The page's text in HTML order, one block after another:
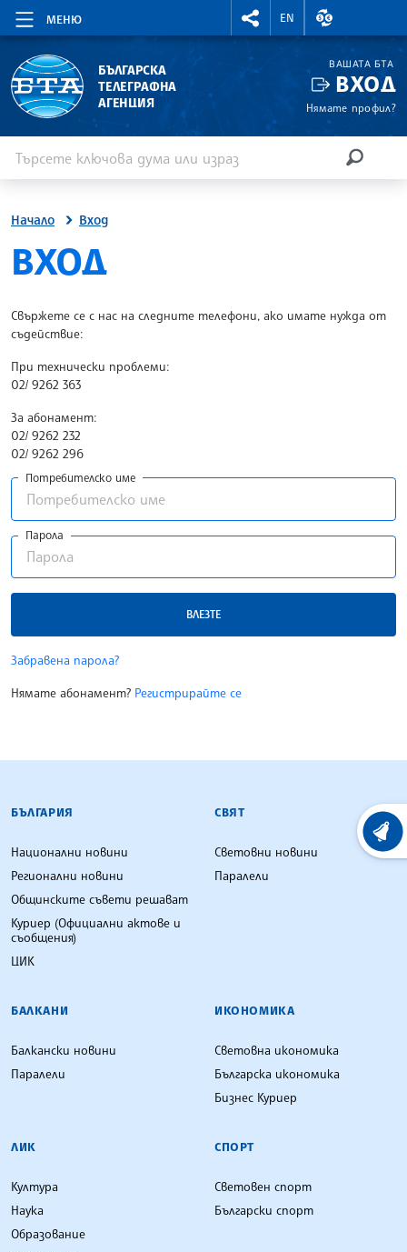
МЕНЮ
RIGHTMENU.SOCIAL
EN
ВАЛУТНИ
БЪЛГАРСКА
ТЕЛЕГРАФНА
АГЕНЦИЯ
ВАШАТА БТА
ВХОД
Нямате профил?
Начало Вход
SITE.BTA
ВХОД
Свържете се с нас на следните телефони, ако имате нужда от
съдействие:
При технически проблеми:
02/ 9262 363
За абонамент:
02/ 9262 232
02/ 9262 296
Потребителско име
Парола
ВЛЕЗТЕ
Забравена парола?
Нямате абонамент? Регистрирайте се
БЪЛГАРСКА ТЕЛЕГРАФНА АГЕНЦИЯ
БЪЛГАРИЯ
Национални новини
Регионални новини
Общинските съвети решават
Куриер (Официални актове и
съобщения)
ЦИК
СВЯТ
Световни новини
Паралели
БАЛКАНИ
Балкански новини
Паралели
ИКОНОМИКА
Световна икономика
Българска икономика
Бизнес Куриер
ЛИК
Култура
Наука
Образование
СПОРТ
Световен спорт
Български спорт